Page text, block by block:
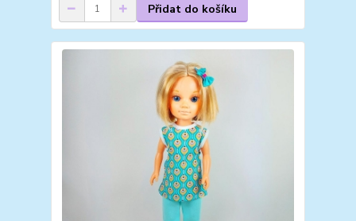
Přidat do košíku